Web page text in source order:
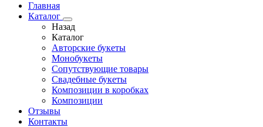
Главная
Каталог
Назад
Каталог
Авторские букеты
Монобукеты
Сопутствующие товары
Свадебные букеты
Композиции в коробках
Композиции
Отзывы
Контакты